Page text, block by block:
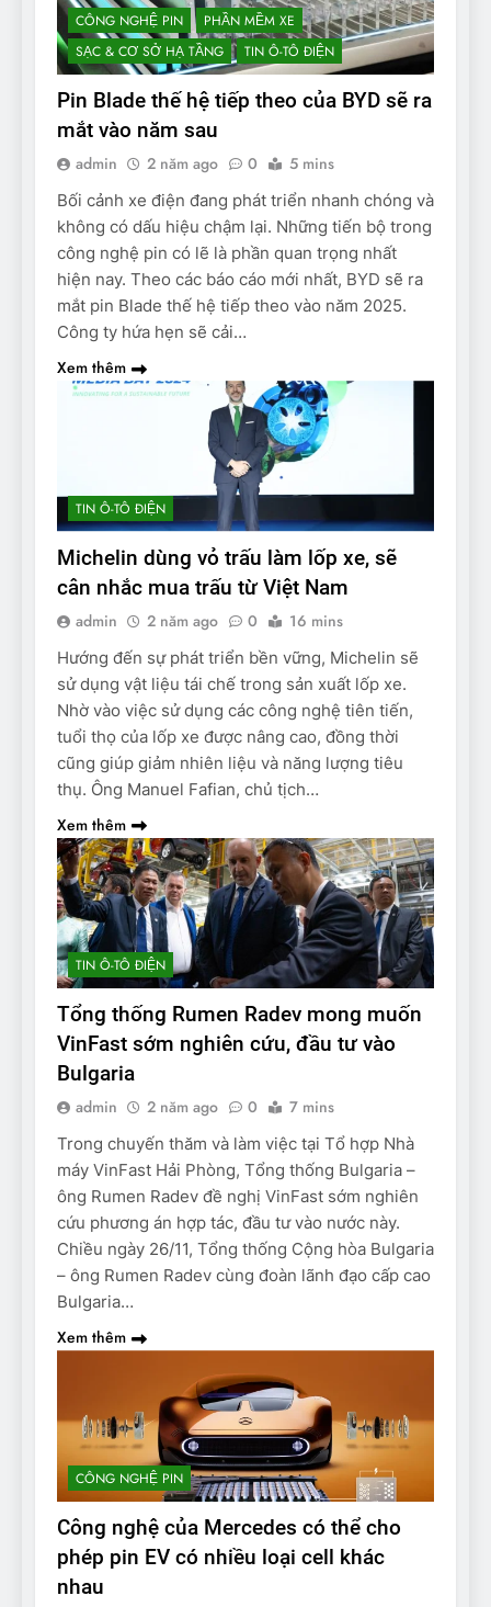
CÔNG NGHỆ PIN
PHẦN MỀM XE
SẠC & CƠ SỞ HẠ TẦNG
TIN Ô-TÔ ĐIỆN
Pin Blade thế hệ tiếp theo của BYD sẽ ra
mắt vào năm sau
admin 2 năm ago 0 5 mins
Bối cảnh xe điện đang phát triển nhanh chóng và
không có dấu hiệu chậm lại. Những tiến bộ trong
công nghệ pin có lẽ là phần quan trọng nhất
hiện nay. Theo các báo cáo mới nhất, BYD sẽ ra
mắt pin Blade thế hệ tiếp theo vào năm 2025.
Công ty hứa hẹn sẽ cải…
Xem thêm
TIN Ô-TÔ ĐIỆN
Michelin dùng vỏ trấu làm lốp xe, sẽ
cân nhắc mua trấu từ Việt Nam
admin 2 năm ago 0 16 mins
Hướng đến sự phát triển bền vững, Michelin sẽ
sử dụng vật liệu tái chế trong sản xuất lốp xe.
Nhờ vào việc sử dụng các công nghệ tiên tiến,
tuổi thọ của lốp xe được nâng cao, đồng thời
cũng giúp giảm nhiên liệu và năng lượng tiêu
thụ. Ông Manuel Fafian, chủ tịch…
Xem thêm
TIN Ô-TÔ ĐIỆN
Tổng thống Rumen Radev mong muốn
VinFast sớm nghiên cứu, đầu tư vào
Bulgaria
admin 2 năm ago 0 7 mins
Trong chuyến thăm và làm việc tại Tổ hợp Nhà
máy VinFast Hải Phòng, Tổng thống Bulgaria –
ông Rumen Radev đề nghị VinFast sớm nghiên
cứu phương án hợp tác, đầu tư vào nước này.
Chiều ngày 26/11, Tổng thống Cộng hòa Bulgaria
– ông Rumen Radev cùng đoàn lãnh đạo cấp cao
Bulgaria…
Xem thêm
CÔNG NGHỆ PIN
Công nghệ của Mercedes có thể cho
phép pin EV có nhiều loại cell khác
nhau